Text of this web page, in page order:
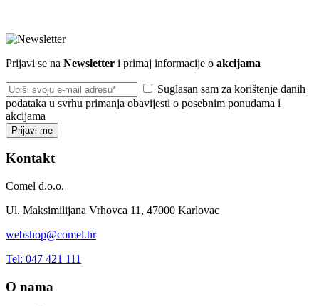
Prijavi se na Newsletter i primaj informacije o akcijama
Suglasan sam za korištenje danih
podataka u svrhu primanja obavijesti o posebnim ponudama i
akcijama
Prijavi me
Kontakt
Comel d.o.o.
Ul. Maksimilijana Vrhovca 11, 47000 Karlovac
webshop@comel.hr
Tel: 047 421 111
O nama